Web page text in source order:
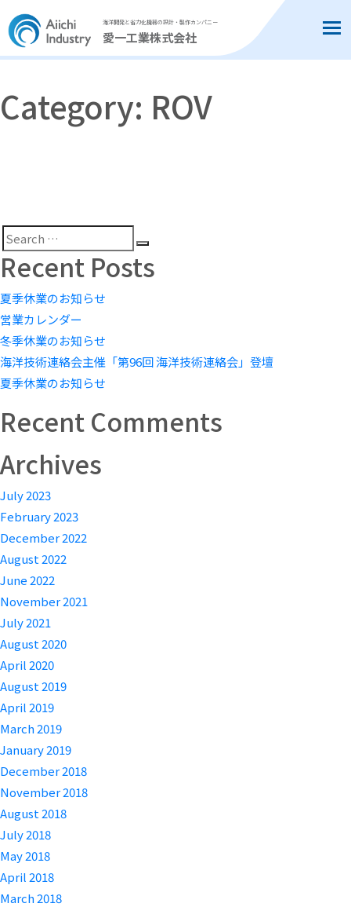
海洋開発と省力化機器の設計・製作カンパニー
愛一工業株式会社
Category: ROV
Search
for:
Recent Posts
夏季休業のお知らせ
営業カレンダー
冬季休業のお知らせ
海洋技術連絡会主催「第96回 海洋技術連絡会」登壇
夏季休業のお知らせ
Recent Comments
Archives
July 2023
February 2023
December 2022
August 2022
June 2022
November 2021
July 2021
August 2020
April 2020
August 2019
April 2019
March 2019
January 2019
December 2018
November 2018
August 2018
July 2018
May 2018
April 2018
March 2018